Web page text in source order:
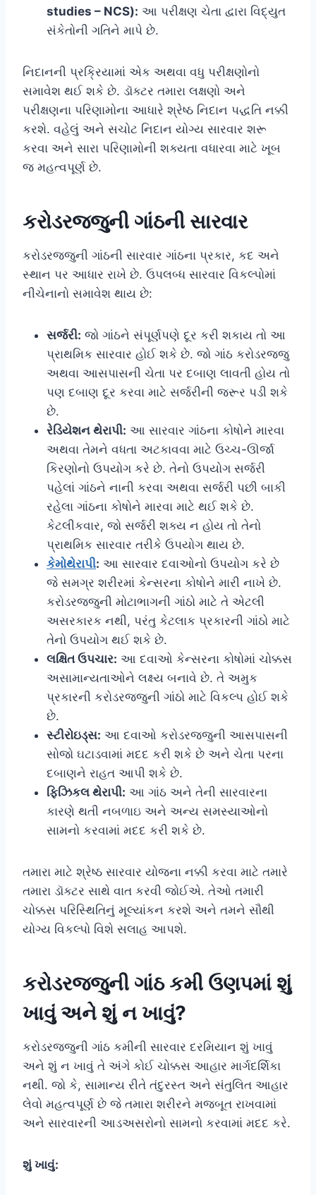
studies – NCS): આ પરીક્ષણ ચેતા દ્વારા વિદ્યુત
સંકેતોની ગતિને માપે છે.
નિદાનની પ્રક્રિયામાં એક અથવા વધુ પરીક્ષણોનો
સમાવેશ થઈ શકે છે. ડૉક્ટર તમારા લક્ષણો અને
પરીક્ષણના પરિણામોના આધારે શ્રેષ્ઠ નિદાન પદ્ધતિ નક્કી
કરશે. વહેલું અને સચોટ નિદાન યોગ્ય સારવાર શરૂ
કરવા અને સારા પરિણામોની શક્યતા વધારવા માટે ખૂબ
જ મહત્વપૂર્ણ છે.
કરોડરજ્જુની ગાંઠની સારવાર
કરોડરજ્જુની ગાંઠની સારવાર ગાંઠના પ્રકાર, કદ અને
સ્થાન પર આધાર રાખે છે. ઉપલબ્ધ સારવાર વિકલ્પોમાં
નીચેનાનો સમાવેશ થાય છે:
સર્જરી: જો ગાંઠને સંપૂર્ણપણે દૂર કરી શકાય તો આ
પ્રાથમિક સારવાર હોઈ શકે છે. જો ગાંઠ કરોડરજ્જુ
અથવા આસપાસની ચેતા પર દબાણ લાવતી હોય તો
પણ દબાણ દૂર કરવા માટે સર્જરીની જરૂર પડી શકે
છે.
રેડિયેશન થેરાપી: આ સારવાર ગાંઠના કોષોને મારવા
અથવા તેમને વધતા અટકાવવા માટે ઉચ્ચ-ઊર્જા
કિરણોનો ઉપયોગ કરે છે. તેનો ઉપયોગ સર્જરી
પહેલાં ગાંઠને નાની કરવા અથવા સર્જરી પછી બાકી
રહેલા ગાંઠના કોષોને મારવા માટે થઈ શકે છે.
કેટલીકવાર, જો સર્જરી શક્ય ન હોય તો તેનો
પ્રાથમિક સારવાર તરીકે ઉપયોગ થાય છે.
કેમોથેરાપી: આ સારવાર દવાઓનો ઉપયોગ કરે છે
જે સમગ્ર શરીરમાં કેન્સરના કોષોને મારી નાખે છે.
કરોડરજ્જુની મોટાભાગની ગાંઠો માટે તે એટલી
અસરકારક નથી, પરંતુ કેટલાક પ્રકારની ગાંઠો માટે
તેનો ઉપયોગ થઈ શકે છે.
લક્ષિત ઉપચાર: આ દવાઓ કેન્સરના કોષોમાં ચોક્કસ
અસામાન્યતાઓને લક્ષ્ય બનાવે છે. તે અમુક
પ્રકારની કરોડરજ્જુની ગાંઠો માટે વિકલ્પ હોઈ શકે
છે.
સ્ટીરોઇડ્સ: આ દવાઓ કરોડરજ્જુની આસપાસની
સોજો ઘટાડવામાં મદદ કરી શકે છે અને ચેતા પરના
દબાણને રાહત આપી શકે છે.
ફિઝિકલ થેરાપી: આ ગાંઠ અને તેની સારવારના
કારણે થતી નબળાઇ અને અન્ય સમસ્યાઓનો
સામનો કરવામાં મદદ કરી શકે છે.
તમારા માટે શ્રેષ્ઠ સારવાર યોજના નક્કી કરવા માટે તમારે
તમારા ડૉક્ટર સાથે વાત કરવી જોઈએ. તેઓ તમારી
ચોક્કસ પરિસ્થિતિનું મૂલ્યાંકન કરશે અને તમને સૌથી
યોગ્ય વિકલ્પો વિશે સલાહ આપશે.
કરોડરજ્જુની ગાંઠ કમી ઉણપમાં શું
ખાવું અને શું ન ખાવું?
કરોડરજ્જુની ગાંઠ કમીની સારવાર દરમિયાન શું ખાવું
અને શું ન ખાવું તે અંગે કોઈ ચોક્કસ આહાર માર્ગદર્શિકા
નથી. જો કે, સામાન્ય રીતે તંદુરસ્ત અને સંતુલિત આહાર
લેવો મહત્વપૂર્ણ છે જે તમારા શરીરને મજબૂત રાખવામાં
અને સારવારની આડઅસરોનો સામનો કરવામાં મદદ કરે.
શું ખાવું: